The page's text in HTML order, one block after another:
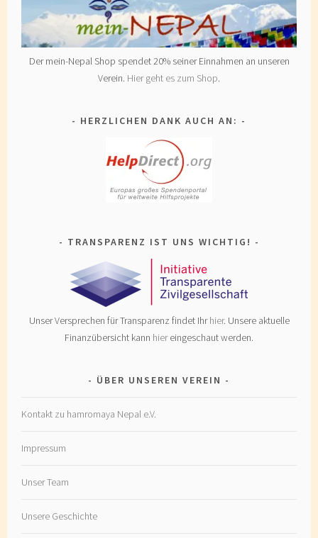
Der mein-Nepal Shop spendet 20% seiner Einnahmen an unseren
Verein. Hier geht es zum Shop.
HERZLICHEN DANK AUCH AN:
TRANSPARENZ IST UNS WICHTIG!
Unser Versprechen für Transparenz findet Ihrhier. Unsere aktuelle
Finanzübersicht kann hiereingeschaut werden.
ÜBER UNSEREN VEREIN
Kontakt zu hamromaya Nepal e.V.
Impressum
Unser Team
Unsere Geschichte